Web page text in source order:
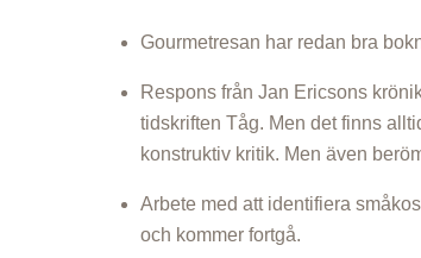
Gourmetresan har redan bra
Respons från Jan Ericsons
tidskriften Tåg. Men det finns
konstruktiv kritik. Men även
Arbete med att identifiera
och kommer fortgå.